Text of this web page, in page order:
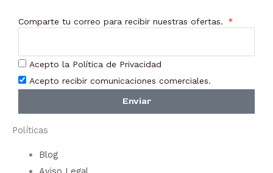
Comparte tu correo para recibir nuestras ofertas.
Acepto la Política de Privacidad
Acepto recibir comunicaciones comerciales.
Enviar
Políticas
Blog